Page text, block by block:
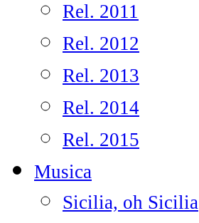
Rel. 2011
Rel. 2012
Rel. 2013
Rel. 2014
Rel. 2015
Musica
Sicilia, oh Sicilia